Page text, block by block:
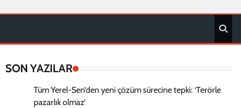
SON YAZILAR
Tüm Yerel-Sen’den yeni çözüm sürecine tepki: ‘Terörle
pazarlık olmaz’